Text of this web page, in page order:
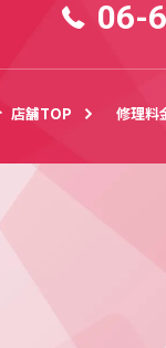
06-
店舗TOP 修理料